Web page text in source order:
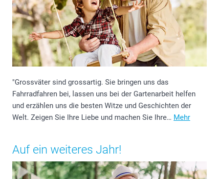
"Grossväter sind grossartig. Sie bringen uns das
Fahrradfahren bei, lassen uns bei der Gartenarbeit helfen
und erzählen uns die besten Witze und Geschichten der
Welt. Zeigen Sie Ihre Liebe und machen Sie Ihre… Mehr
Auf ein weiteres Jahr!